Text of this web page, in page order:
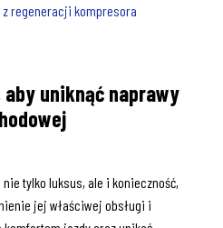
regeneracji kompresora
aby uniknąć naprawy
tylko luksus, ale i konieczność,
jej właściwej obsługi i